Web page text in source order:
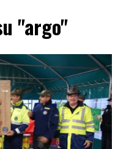
"argo"